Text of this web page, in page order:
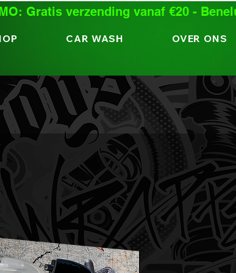
CAR WASH OVER ONS
Gratis verzending vanaf €20 -